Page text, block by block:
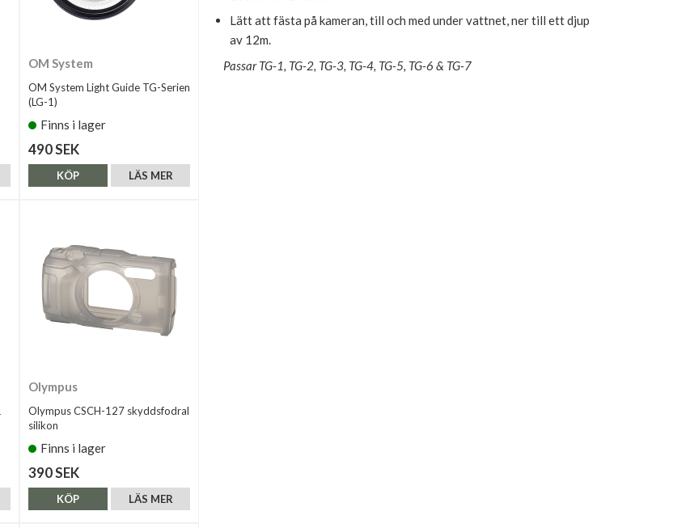
Lätt att fästa på kameran, till och med under vattnet, ner till ett djup
av 12m.
Passar TG-1, TG-2, TG-3, TG-4, TG-5, TG-6 & TG-7
OM System
OM System Light Guide TG-Serien
(LG-1)
Finns i lager
490 SEK
LÄS MER
KÖP
Olympus
Olympus CSCH-127 skyddsfodral
silikon
Finns i lager
390 SEK
LÄS MER
KÖP